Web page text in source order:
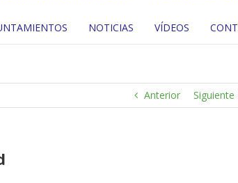
NOTICIAS VÍDEOS
Anterior Siguiente